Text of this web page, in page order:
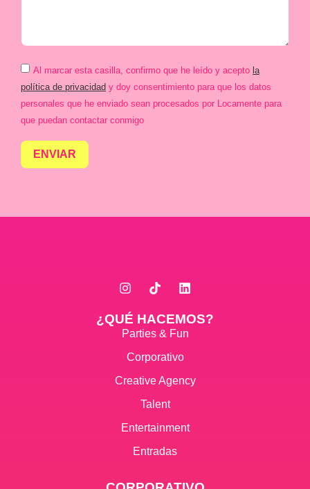
Al marcar esta casilla, confirmo que he leído y acepto la
política de privacidad y doy consentimiento para que los datos
personales que he enviado sean procesados por Locamente para
que puedan contactar conmigo
ENVIAR
¿QUÉ HACEMOS?
Parties & Fun
Corporativo
Creative Agency
Talent
Entertainment
Entradas